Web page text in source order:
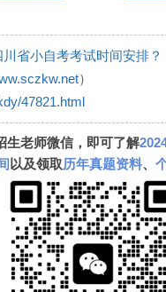
川省小自考考试时间安排？
）
47821.html
生老师微信，即可了解
以及领取历年真题资料、